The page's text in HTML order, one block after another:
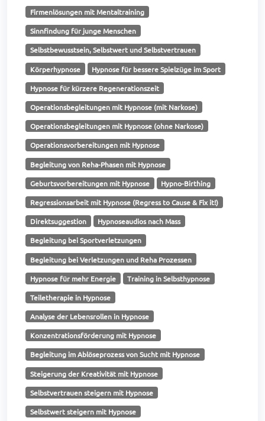
Firmenlösungen mit Mentaltraining
Sinnfindung für junge Menschen
Selbstbewusstsein, Selbstwert und Selbstvertrauen
Körperhypnose Hypnose für bessere Spielzüge im Sport
Hypnose für kürzere Regenerationszeit
Operationsbegleitungen mit Hypnose (mit Narkose)
Operationsbegleitungen mit Hypnose (ohne Narkose)
Operationsvorbereitungen mit Hypnose
Begleitung von Reha-Phasen mit Hypnose
Geburtsvorbereitungen mit Hypnose Hypno-Birthing
Regressionsarbeit mit Hypnose (Regress to Cause & Fix it!)
Direktsuggestion Hypnoseaudios nach Mass
Begleitung bei Sportverletzungen
Begleitung bei Verletzungen und Reha Prozessen
Hypnose für mehr Energie Training in Selbsthypnose
Teiletherapie in Hypnose
Analyse der Lebensrollen in Hypnose
Konzentrationsförderung mit Hypnose
Begleitung im Ablöseprozess von Sucht mit Hypnose
Steigerung der Kreativität mit Hypnose
Selbstvertrauen steigern mit Hypnose
Selbstwert steigern mit Hypnose